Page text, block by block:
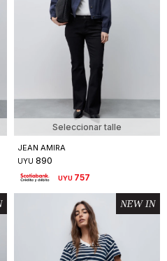
Seleccionar talle
JEAN AMIRA
UYU 890
UYU 757